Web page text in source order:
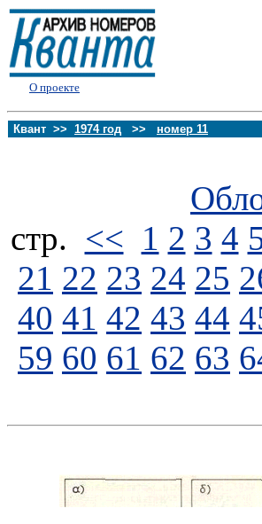
О проекте
Квант >> 1974 год >> номер 11
стp. << 1 2 3 4
21 22 23 24 25
40 41 42 43 44
59 60 61 62 63